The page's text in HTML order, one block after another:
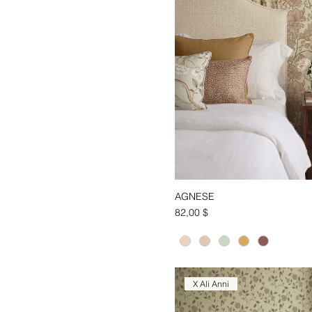
AGNESE
Prix
82,00 $
X Ali Anni